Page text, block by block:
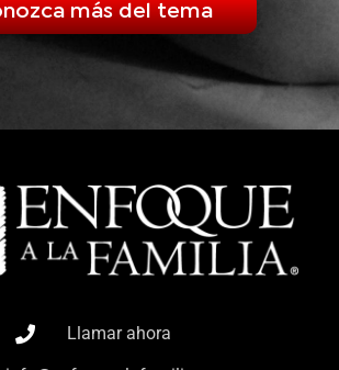
más del tema
Llamar ahora